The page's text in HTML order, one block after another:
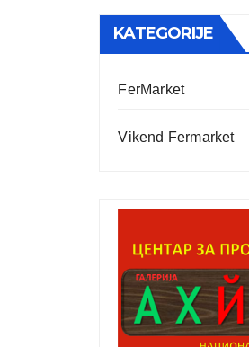
KATEGORIJE
FerMarket
Vikend Fermarket